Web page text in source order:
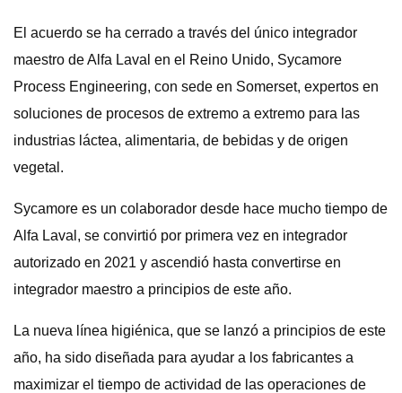
El acuerdo se ha cerrado a través del único integrador
maestro de Alfa Laval en el Reino Unido, Sycamore
Process Engineering, con sede en Somerset, expertos en
soluciones de procesos de extremo a extremo para las
industrias láctea, alimentaria, de bebidas y de origen
vegetal.
Sycamore es un colaborador desde hace mucho tiempo de
Alfa Laval, se convirtió por primera vez en integrador
autorizado en 2021 y ascendió hasta convertirse en
integrador maestro a principios de este año.
La nueva línea higiénica, que se lanzó a principios de este
año, ha sido diseñada para ayudar a los fabricantes a
maximizar el tiempo de actividad de las operaciones de